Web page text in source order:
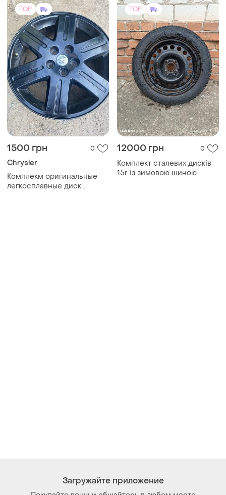
TOP
1500 грн 0
Chrysler
Комплекм оригинальные
легкосплавные диск
TOP
12000 грн 0
Комплект сталевих дисків
15r із зимовою шиною
Загружайте приложение